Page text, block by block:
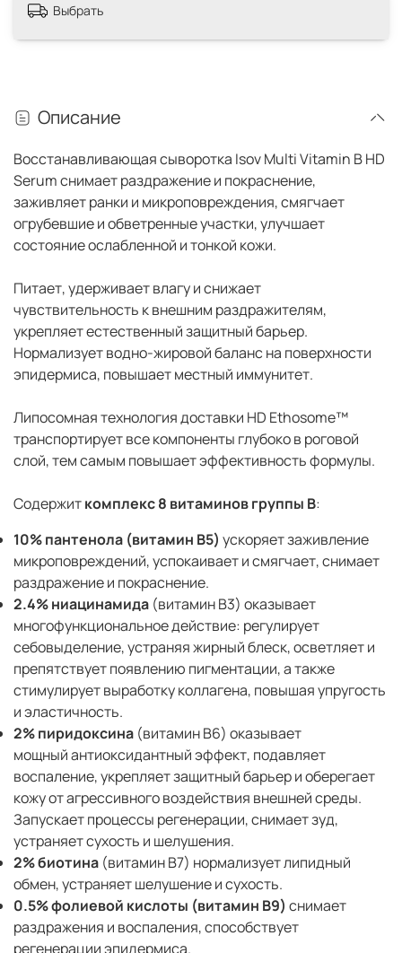
Выбрать
Описание
Восстанавливающая сыворотка Isov Multi Vitamin B HD
Serumснимает раздражение и покраснение,
заживляет ранки и микроповреждения, смягчает
огрубевшие и обветренные участки, улучшает
состояние ослабленной и тонкой кожи.
Питает, удерживает влагу и снижает
чувствительность к внешним раздражителям,
укрепляет естественный защитный барьер.
Нормализует водно-жировой баланс на поверхности
эпидермиса, повышает местный иммунитет.
Липосомная технология доставки HD Ethosome™
транспортирует все компоненты глубоко в роговой
слой, тем самым повышает эффективность формулы.
Содержиткомплекс 8 витаминов группы B:
10% пантенола (витамин B5) ускоряет заживление
микроповреждений, успокаивает и смягчает, снимает
раздражение и покраснение.
2.4% ниацинамида (витамин B3) оказывает
многофункциональное действие: регулирует
себовыделение, устраняя жирный блеск, осветляет и
препятствует появлению пигментации, а также
стимулирует выработку коллагена, повышая упругость
и эластичность.
2% пиридоксина (витамин B6) оказывает
мощный антиоксидантный эффект, подавляет
воспаление, укрепляет защитный барьер и оберегает
кожу от агрессивного воздействия внешней среды.
Запускает процессы регенерации, снимает зуд,
устраняет сухость и шелушения.
2% биотина (витамин B7) нормализует липидный
обмен, устраняет шелушение и сухость.
0.5% фолиевой кислоты (витамин B9) снимает
раздражения и воспаления, способствует
регенерации эпидермиса.